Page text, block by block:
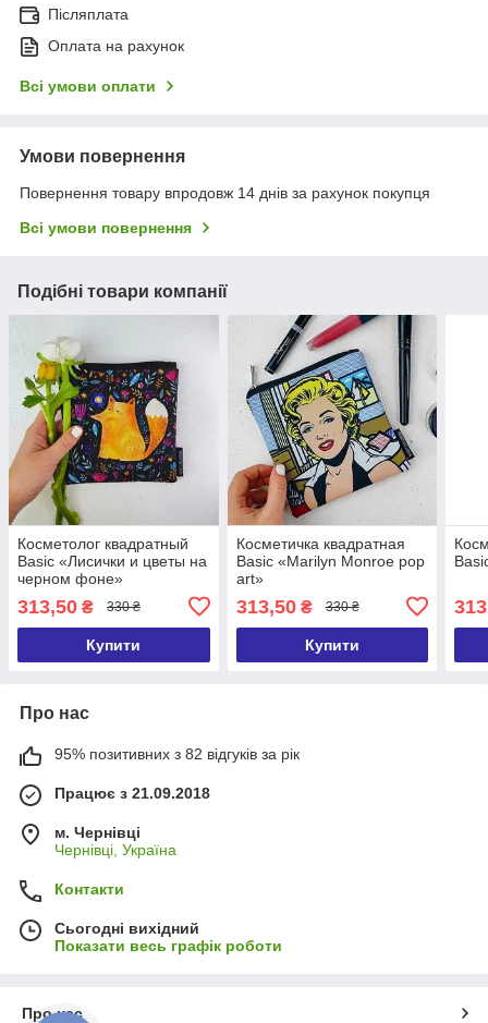
Післяплата
Оплата на рахунок
Всі умови оплати
Умови повернення
Повернення товару впродовж 14 днів за рахунок покупця
Всі умови повернення
Подібні товари компанії
Косметолог квадратный
Basic «Лисички и цветы на
черном фоне»
313,50 ₴ 330 ₴
Купити
Косметичка квадратная
Basic «Marilyn Monroe pop
art»
313,50₴ 330 ₴
Купити
Про нас
95% позитивних з 82 відгуків за рік
Працює з 21.09.2018
м. Чернівці
Чернівці, Україна
Контакти
Сьогодні вихідний
Показати весь графік роботи
Про нас